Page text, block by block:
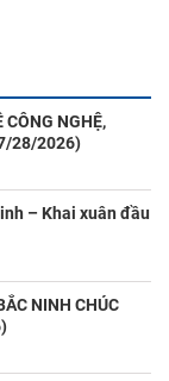
CÔNG NGHỆ,
28/2026)
– Khai xuân đầu
NINH CHÚC